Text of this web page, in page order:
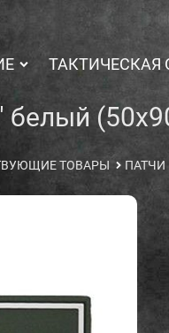
ТАКТИЧЕСКАЯ
ТОВАРЫ ПАТЧИ